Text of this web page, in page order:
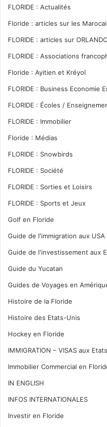
FLORIDE : Actualités
Floride : articles sur les
FLORIDE : articles sur ORLANDO
FLORIDE : Associations
Floride : Ayitien et Kréyol
FLORIDE : Business Economie
FLORIDE : Écoles /
FLORIDE : Immobilier
Floride : Médias
FLORIDE : Snowbirds
FLORIDE : Société
FLORIDE : Sorties et Loisirs
FLORIDE : Sports et Jeux
Golf en Floride
Guide de l'immigration aux USA
Guide de l'investissement aux
Guide du Yucatan
Guides de Voyages en
Histoire de la Floride
Histoire des Etats-Unis
Hockey en Floride
IMMIGRATION – VISAS aux
Immobilier Commercial en
IN ENGLISH
INFOS INTERNATIONALES
Investir en Floride